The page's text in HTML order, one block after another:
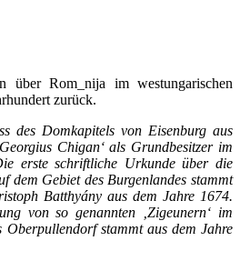
über Rom_nija im westungarischen
zurück.
des Domkapitels von Eisenburg aus
Chigan‘ als Grundbesitzer im
erste schriftliche Urkunde über die
dem Gebiet des Burgenlandes stammt
Batthyány aus dem Jahre 1674.
von so genannten ‚Zigeunern‘ im
Oberpullendorf stammt aus dem Jahre